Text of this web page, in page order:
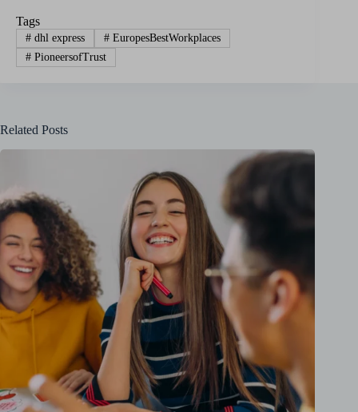
Tags
#dhl express #EuropesBestWorkplaces
#PioneersofTrust
Related Posts